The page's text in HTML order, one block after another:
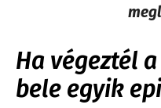
Ha végeztél
bele egyik